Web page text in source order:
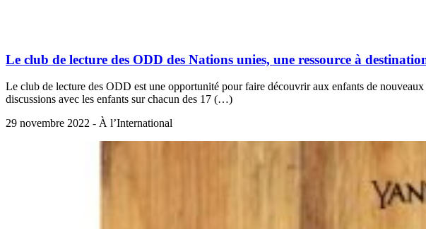
Le club de lecture des ODD des Nations unies, une ressource à
Le club de lecture des ODD est une opportunité pour faire découvrir aux enfants de
discussions avec les enfants sur chacun des 17 (…)
29 novembre 2022 - À l’International